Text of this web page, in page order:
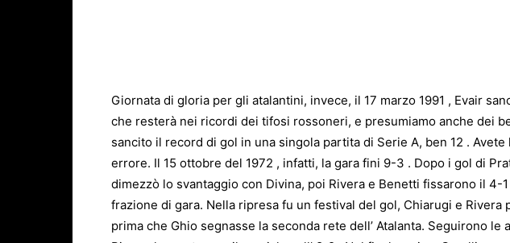
Giornata di gloria per gli atalantini, invece, il 17 marzo 1991 , Evair
che resterà nei ricordi dei tifosi rossoneri, e presumiamo anche dei
sancito il record di gol in una singola partita di Serie A, ben 12 .
errore. Il 15 ottobre del 1972 , infatti, la gara fini 9-3 . Dopo i gol di
dimezzò lo svantaggio con Divina, poi Rivera e Benetti fissarono il 4-
frazione di gara. Nella ripresa fu un festival del gol, Chiarugi e Rivera
prima che Ghio segnasse la seconda rete dell’ Atalanta. Seguirono le